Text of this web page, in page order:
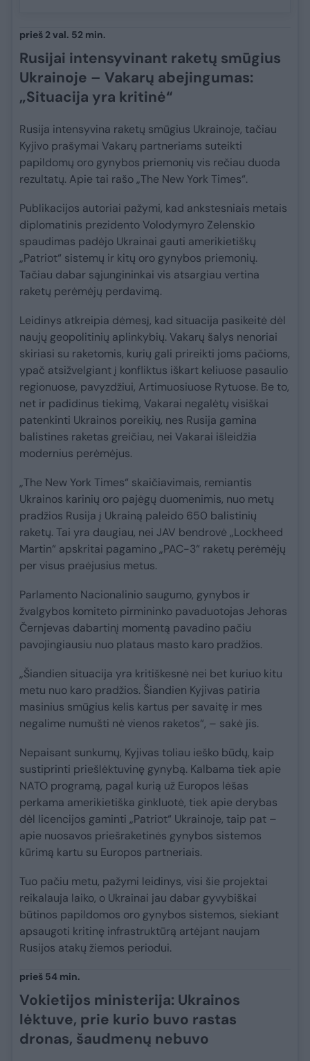
prieš 2 val. 52 min.
Rusijai intensyvinant raketų smūgius
Ukrainoje – Vakarų abejingumas:
„Situacija yra kritinė“
Rusija intensyvina raketų smūgius Ukrainoje, tačiau
Kyjivo prašymai Vakarų partneriams suteikti
papildomų oro gynybos priemonių vis rečiau duoda
rezultatų. Apie tai rašo „The New York Times“.
Publikacijos autoriai pažymi, kad ankstesniais metais
diplomatinis prezidento Volodymyro Zelenskio
spaudimas padėjo Ukrainai gauti amerikietiškų
„Patriot“ sistemų ir kitų oro gynybos priemonių.
Tačiau dabar sąjungininkai vis atsargiau vertina
raketų perėmėjų perdavimą.
Leidinys atkreipia dėmesį, kad situacija pasikeitė dėl
naujų geopolitinių aplinkybių. Vakarų šalys nenoriai
skiriasi su raketomis, kurių gali prireikti joms pačioms,
ypač atsižvelgiant į konfliktus iškart keliuose pasaulio
regionuose, pavyzdžiui, Artimuosiuose Rytuose. Be to,
net ir padidinus tiekimą, Vakarai negalėtų visiškai
patenkinti Ukrainos poreikių, nes Rusija gamina
balistines raketas greičiau, nei Vakarai išleidžia
modernius perėmėjus.
„The New York Times“ skaičiavimais, remiantis
Ukrainos karinių oro pajėgų duomenimis, nuo metų
pradžios Rusija į Ukrainą paleido 650 balistinių
raketų. Tai yra daugiau, nei JAV bendrovė „Lockheed
Martin“ apskritai pagamino „PAC-3“ raketų perėmėjų
per visus praėjusius metus.
Parlamento Nacionalinio saugumo, gynybos ir
žvalgybos komiteto pirmininko pavaduotojas Jehoras
Černjevas dabartinį momentą pavadino pačiu
pavojingiausiu nuo plataus masto karo pradžios.
„Šiandien situacija yra kritiškesnė nei bet kuriuo kitu
metu nuo karo pradžios. Šiandien Kyjivas patiria
masinius smūgius kelis kartus per savaitę ir mes
negalime numušti nė vienos raketos“, – sakė jis.
Nepaisant sunkumų, Kyjivas toliau ieško būdų, kaip
sustiprinti priešlėktuvinę gynybą. Kalbama tiek apie
NATO programą, pagal kurią už Europos lėšas
perkama amerikietiška ginkluotė, tiek apie derybas
dėl licencijos gaminti „Patriot“ Ukrainoje, taip pat –
apie nuosavos priešraketinės gynybos sistemos
kūrimą kartu su Europos partneriais.
Tuo pačiu metu, pažymi leidinys, visi šie projektai
reikalauja laiko, o Ukrainai jau dabar gyvybiškai
būtinos papildomos oro gynybos sistemos, siekiant
apsaugoti kritinę infrastruktūrą artėjant naujam
Rusijos atakų žiemos periodui.
prieš 54 min.
Vokietijos ministerija: Ukrainos
lėktuve, prie kurio buvo rastas
dronas, šaudmenų nebuvo